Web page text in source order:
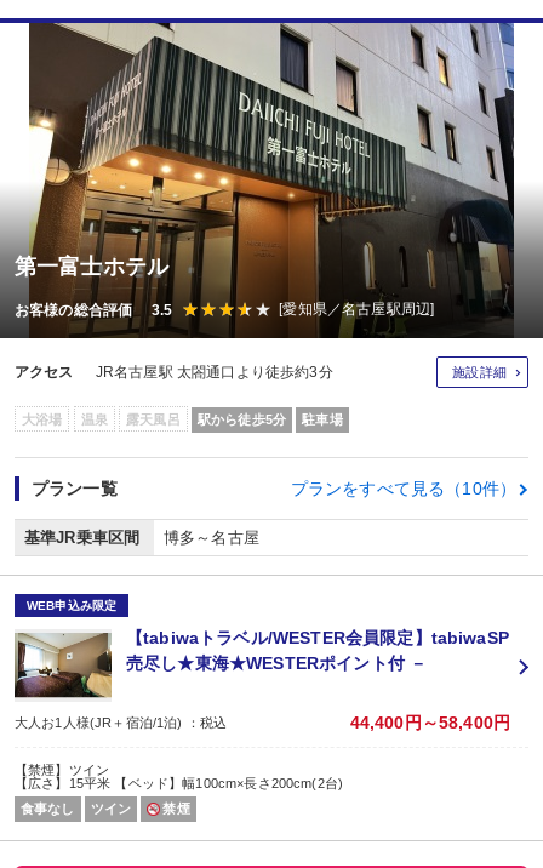
第一富士ホテル
お客様の総合評価 3.5 [愛知県／名古屋駅周辺]
アクセス JR名古屋駅 太閤通口より徒歩約3分 施設詳細
大浴場 温泉 露天風呂 駅から徒歩5分 駐車場
プラン一覧 プランをすべて見る（10件）
基準JR乗車区間 博多～名古屋
WEB申込み限定
【tabiwaトラベル/WESTER会員限定】tabiwaSP
売尽し★東海★WESTERポイント付 －
大人お1人様(JR＋宿泊/1泊) ：税込 44,400円～58,400円
【禁煙】ツイン
【広さ】15平米 【ベッド】幅100cm×長さ200cm(2台)
食事なし
ツイン 禁煙